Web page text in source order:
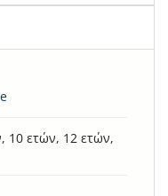
10 ετών, 12 ετών,